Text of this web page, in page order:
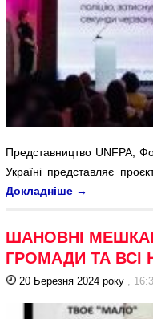
Представництво UNFPA,
Україні представляє
Докладніше →
ШАНОВНІ
ГРОМАДИ ТА ВСІ
20 Березня 2024 року ,